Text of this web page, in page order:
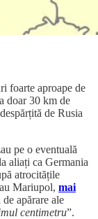
foarte aproape de
doar 30 km de
de Rusia
pe o eventuală
aliați ca Germania
atrocitățile
Mariupol, mai
apărare ale
centimetru”.